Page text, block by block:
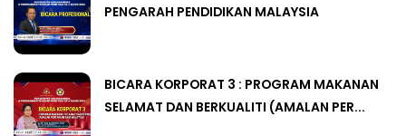
PENGARAH PENDIDIKAN MALAYSIA
BICARA KORPORAT 3 : PROGRAM MAKANAN
SELAMAT DAN BERKUALITI (AMALAN PER...